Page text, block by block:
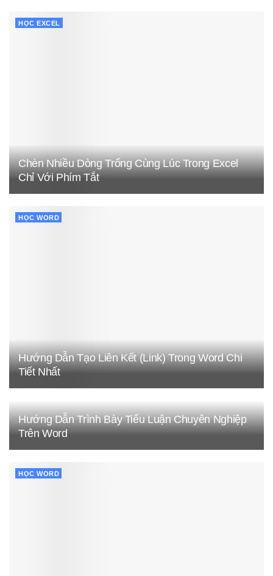
HỌC EXCEL
Chèn Nhiều Dòng Trống Cùng Lúc Trong Excel
Chỉ Với Phím Tắt
HỌC WORD
Hướng Dẫn Tạo Liên Kết (Link) Trong Word Chi
Tiết Nhất
Hướng Dẫn Trình Bày Tiểu Luận Chuyên Nghiệp
Trên Word
HỌC WORD